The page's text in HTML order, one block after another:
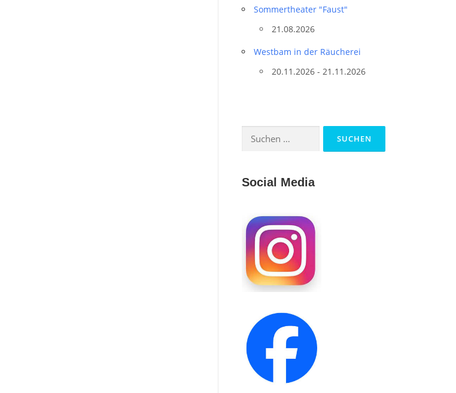
Sommertheater "Faust"
21.08.2026
Westbam in der Räucherei
20.11.2026 - 21.11.2026
Suchen
Social Media